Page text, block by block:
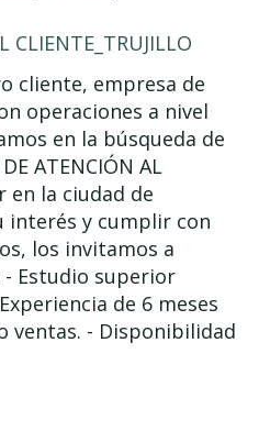
CLIENTE_TRUJILLO
cliente, empresa de
operaciones a nivel
en la búsqueda de
ATENCIÓN AL
en la ciudad de
interés y cumplir con
los invitamos a
- Estudio superior
de 6 meses
ventas. - Disponibilidad